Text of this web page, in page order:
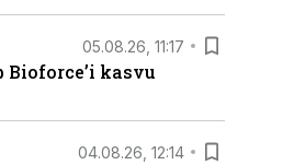
05.08.26, 11:17
kasvu
04.08.26, 12:14